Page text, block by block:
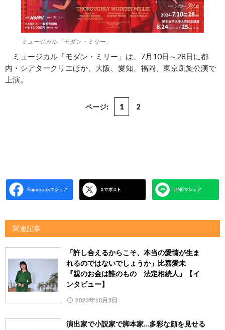
ミュージカル「モダン・ミリー」
ミュージカル「モダン・ミリー」は、7月10日～28日に都
内・シアタークリエほか、大阪、愛知、福岡、東京凱旋公演で
上演。
ページ: 1 2
関連記事
「許し合えるからこそ、本当の愛情が生ま
れるのではないでしょうか」比嘉愛未
『親のお金は誰のもの 法定相続人』【イ
ンタビュー】
2023年10月5日
演出家で小説家で脚本家…多彩な顔を見せる